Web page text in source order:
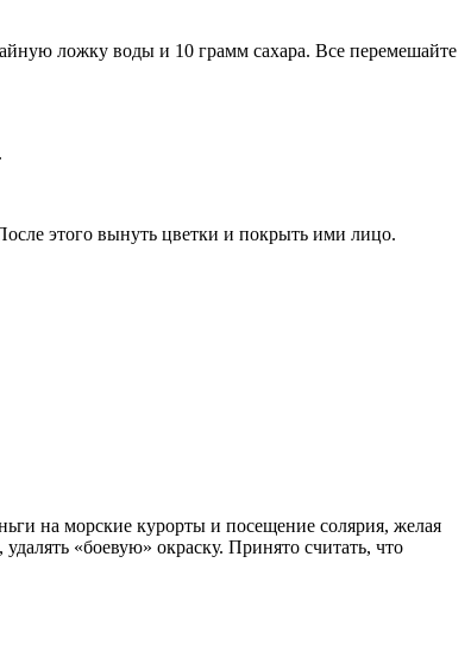
ложку воды и 10 грамм сахара. Все перемешайте
этого вынуть цветки и покрыть ими лицо.
на морские курорты и посещение солярия, желая
«боевую» окраску. Принято считать, что